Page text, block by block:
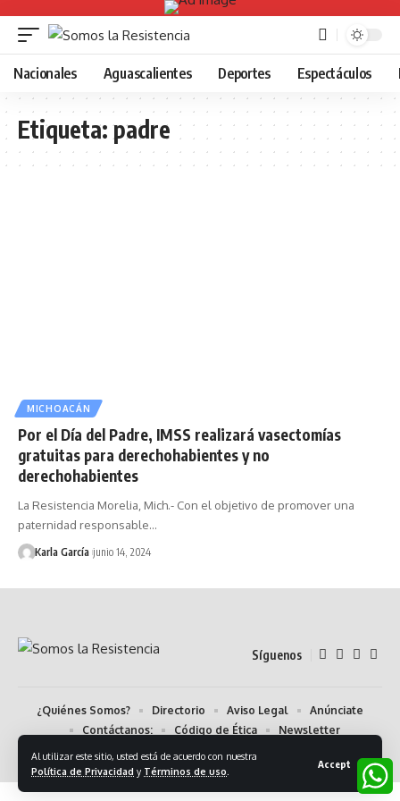
Al utilizar este sitio, usted está de acuerdo con nuestra
Política de Privacidad y Términos de uso
Accept
Nacionales Aguascalientes Deportes Espectáculos
Etiqueta:padre
MICHOACÁN
Por el Día del Padre, IMSS realizará vasectomías
gratuitas para derechohabientes y no
derechohabientes
La Resistencia Morelia, Mich.- Con el objetivo de promover una
paternidad responsable…
Karla García junio 14, 2024
Síguenos
© 2024 Somos la Resistencia. Algunos Derechos Reservados.
¿Quiénes Somos? Directorio Aviso Legal
Anúnciate
Contáctanos:
Código de Ética Newsletter